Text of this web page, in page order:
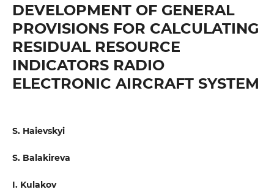
DEVELOPMENT OF GENERAL
PROVISIONS FOR CALCULATING
RESIDUAL RESOURCE
INDICATORS RADIO
ELECTRONIC AIRCRAFT SYSTEM
S. Haievskyi
S. Balakireva
I. Kulakov